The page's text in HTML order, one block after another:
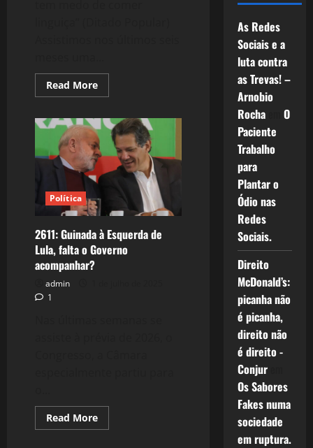
Read MoreRead
more
risco
de
“cancelamento”
do
Presidente
Lula?
Política
2611: Guinada à Esquerda de
Lula, falta o Governo
acompanhar?
admin
1
Read MoreRead
more
As Redes
Sociais e a
luta contra
as Trevas! –
Arnobio
Rochaem O
Paciente
Trabalho
para
Plantar o
Ódio nas
Redes
Sociais.
Direito
McDonald’s:
picanha não
é picanha,
direito não
é direito -
Conjurem
Os Sabores
Fakes numa
sociedade
em ruptura.